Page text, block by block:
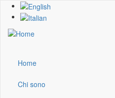
Skip
content
Main
navigation
Home
Chi sono